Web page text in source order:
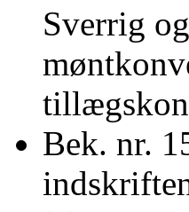
Sverrig
Bek. nr.